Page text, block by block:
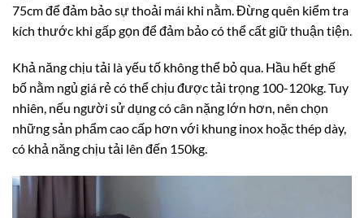
75cm để đảm bảo sự thoải mái khi nằm. Đừng quên kiểm tra
kích thước khi gấp gọn để đảm bảo có thể cất giữ thuận tiện.
Khả năng chịu tải là yếu tố không thể bỏ qua. Hầu hết ghế
bố nằm ngủ giá rẻ có thể chịu được tải trọng 100-120kg. Tuy
nhiên, nếu người sử dụng có cân nặng lớn hơn, nên chọn
những sản phẩm cao cấp hơn với khung inox hoặc thép dày,
có khả năng chịu tải lên đến 150kg.